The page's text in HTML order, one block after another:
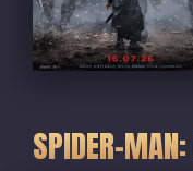
SPIDER-